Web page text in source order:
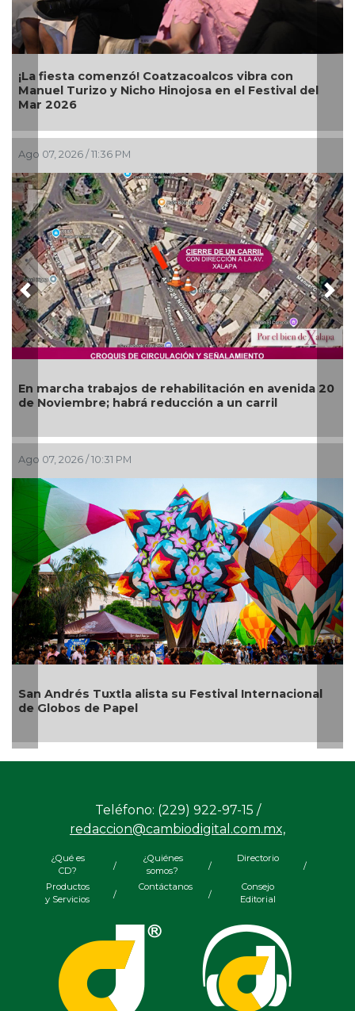
comenzó! Coatzacoalcos vibra con
y Nicho Hinojosa en el Festival del
/ 11:36 PM
trabajos de rehabilitación en avenida 20
habrá reducción a un carril
/ 10:31 PM
Tuxtla alista su Festival Internacional
de Papel
Alcalde
Más de
operativos
¿Con o sin
Previous
Teléfono: (229) 922-97-15 /
redaccion@cambiodigital.com.mx,
¿Qué es
CD?
/
¿Quiénes
somos?
/
Directorio
/
Productos
y Servicios
/
Contáctanos
/
Consejo
Editorial